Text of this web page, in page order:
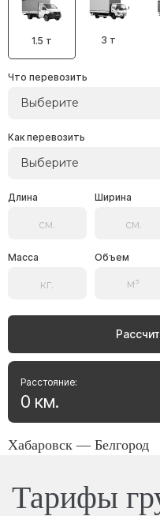
1.5 т 3 т
Что перевозить
Выберите
Как перевозить
Выберите
Длина Ширина
Масса Объем
Расстояние:
0 км.
Хабаровск — Белгород
Тарифы